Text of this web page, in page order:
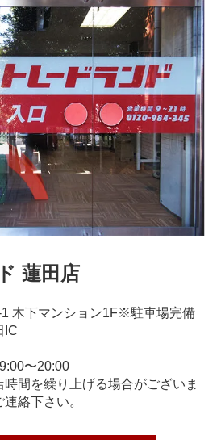
蓮田店
木下マンション1F※駐車場完備
IC
〜20:00
間を繰り上げる場合がございま
絡下さい。